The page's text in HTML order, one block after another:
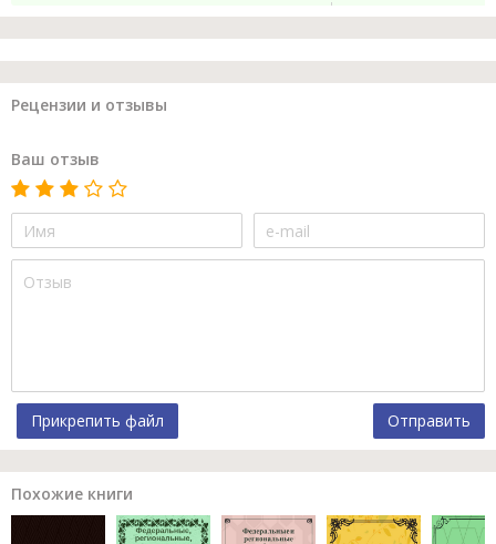
Рецензии и отзывы
Ваш отзыв
Прикрепить файл Отправить
Похожие книги